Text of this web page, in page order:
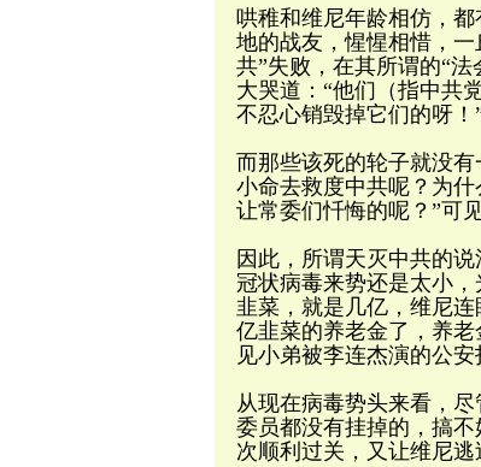
哄稚和维尼年龄相仿，
地的战友，惺惺相惜，
共”失败，在其所谓的“
大哭道：“他们（指中共
不忍心销毁掉它们的呀！
而那些该死的轮子就没
小命去救度中共呢？为
让常委们忏悔的呢？”可
因此，所谓天灭中共的
冠状病毒来势还是太小
韭菜，就是几亿，维尼
亿韭菜的养老金了，养
见小弟被李连杰演的公
从现在病毒势头来看，
委员都没有挂掉的，搞
次顺利过关，又让维尼